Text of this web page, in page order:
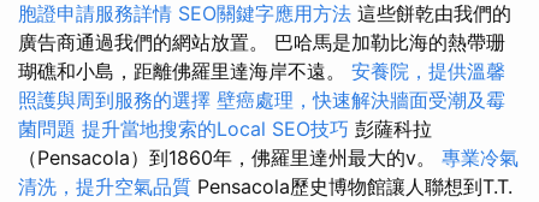
胞證申請服務詳情 SEO關鍵字應用方法 這些餅乾由我們的
廣告商通過我們的網站放置。 巴哈馬是加勒比海的熱帶珊
瑚礁和小島，距離佛羅里達海岸不遠。 安養院，提供溫馨
照護與周到服務的選擇 壁癌處理，快速解決牆面受潮及霉
菌問題 提升當地搜索的Local SEO技巧 彭薩科拉
（Pensacola）到1860年，佛羅里達州最大的v。 專業冷氣
清洗，提升空氣品質 Pensacola歷史博物館讓人聯想到T.T.